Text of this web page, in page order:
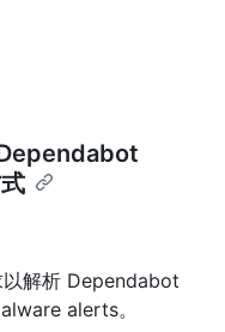
解析 Dependabot
alerts。